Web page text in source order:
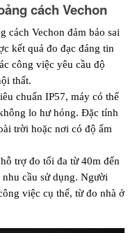
cách Vechon
cách Vechon đảm bảo sai
kết quả đo đạc đáng tin
công việc yêu cầu độ
thất.
chuẩn IP57, máy có thể
lo hư hỏng. Đặc tính
trời hoặc nơi có độ ẩm
trợ đo tối đa từ 40m đến
cầu sử dụng. Người
việc cụ thể, từ đo nhà ở